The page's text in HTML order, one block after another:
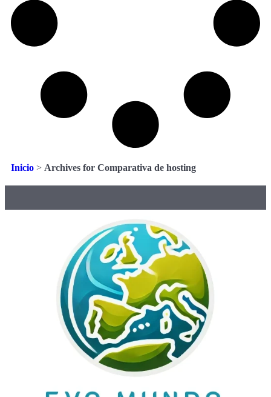
Inicio > Archives for Comparativa de hosting